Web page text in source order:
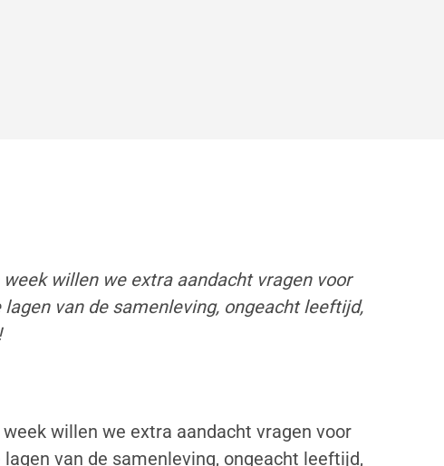
willen we extra aandacht vragen voor
van de samenleving, ongeacht leeftijd,
willen we extra aandacht vragen voor
van de samenleving, ongeacht leeftijd,